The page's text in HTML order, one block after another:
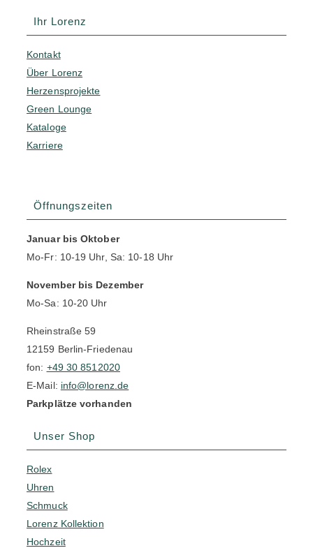
Ihr Lorenz
Kontakt
Über Lorenz
Herzensprojekte
Green Lounge
Kataloge
Karriere
Öffnungszeiten
Januar bis Oktober
Mo-Fr: 10-19 Uhr, Sa: 10-18 Uhr
November bis Dezember
Mo-Sa: 10-20 Uhr
Rheinstraße 59
12159 Berlin-Friedenau
fon: +49 30 8512020
E-Mail: info@lorenz.de
Parkplätze vorhanden
Unser Shop
Rolex
Uhren
Schmuck
Lorenz Kollektion
Hochzeit